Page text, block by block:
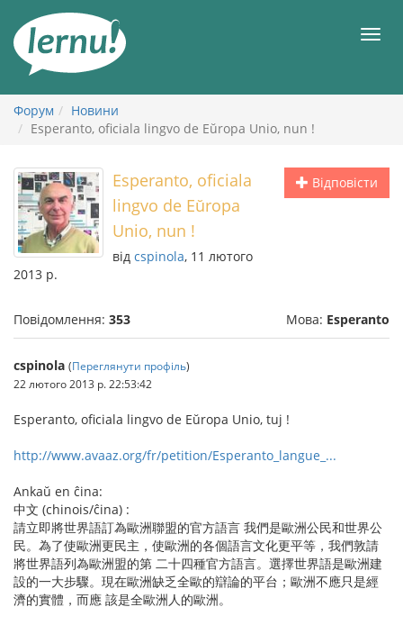
змісту
Форум
Новини
Esperanto, oficiala lingvo de Eŭropa Unio, nun !
Відповісти
Esperanto, oficiala
lingvo de Eŭropa
Unio, nun !
від cspinola, 11 лютого
2013 р.
Повідомлення: 353 Мова: Esperanto
cspinola (Переглянути профіль)
22 лютого 2013 р. 22:53:42
Esperanto, oficiala lingvo de Eŭropa Unio, tuj !
http://www.avaaz.org/fr/petition/Esperanto_langue_...
Ankaŭ en ĉina:
中文 (chinois/ĉina) :
請立即將世界語訂為歐洲聯盟的官方語言 我們是歐洲公民和世界公
民。為了使歐洲更民主，使歐洲的各個語言文化更平等，我們敦請
將世界語列為歐洲盟的第 二十四種官方語言。選擇世界語是歐洲建
設的一大步驟。現在歐洲缺乏全歐的辯論的平台；歐洲不應只是經
濟的實體，而應 該是全歐洲人的歐洲。